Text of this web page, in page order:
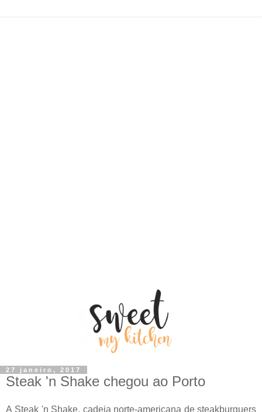
27 janeiro, 2017
Steak 'n Shake chegou ao Porto
A Steak 'n Shake, cadeia norte-americana de steakburguers